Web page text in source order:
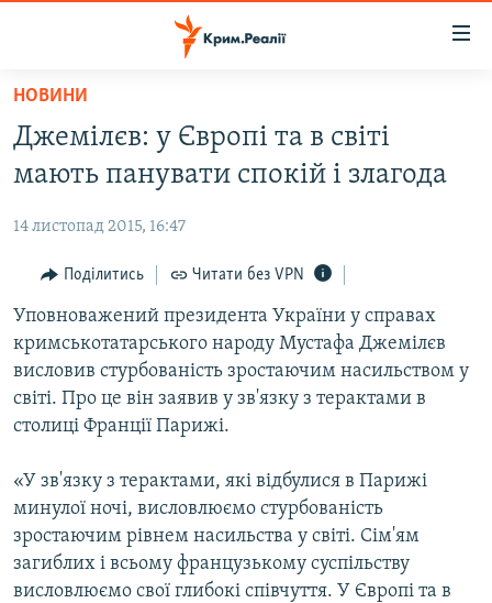
Перейти
основного
матеріалу
до
навігації
Перейти
до
пошуку
ВОДА.КРИМ
ПОЛІТИКА
БЛОГИ
ПОГЛЯД
ІНТЕРВ'Ю
ВСЕ ЗА ДЕНЬ
СПЕЦПРОЕКТИ
ДЕПОРТАЦІЯ
ВІДЕОУРОКИ «ELIFBE»
СВІДЧЕННЯ ОКУПАЦІЇ
УКРАЇНСЬКА ПРОБЛЕМА КРИМУ
ЯК ОБІЙТИ БЛОКУВАННЯ
Русский
Qırımtatar
НОВИНИ
Джемілєв: у Європі та в світі
мають панувати спокій і злагода
14 листопад 2015, 16:47
Поділитись Читати без VPN
Уповноважений президента України у справах
кримськотатарського народу Мустафа Джемілєв
висловив стурбованість зростаючим насильством у
світі. Про це він заявив у зв'язку з терактами в
столиці Франції Парижі.
«У зв'язку з терактами, які відбулися в Парижі
минулої ночі, висловлюємо стурбованість
зростаючим рівнем насильства у світі. Сім'ям
загиблих і всьому французькому суспільству
висловлюємо свої глибокі співчуття. У Європі та в